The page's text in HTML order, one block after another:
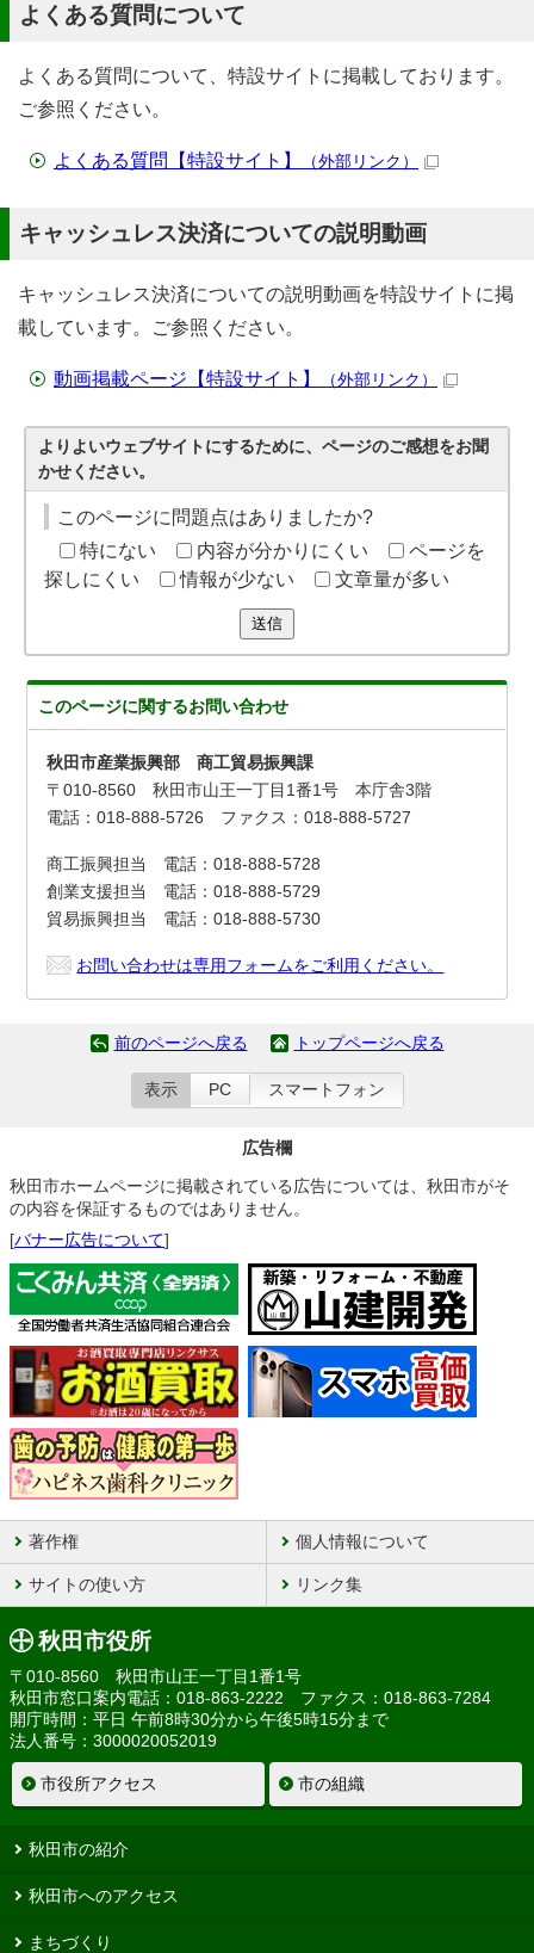
よくある質問について
よくある質問について、特設サイトに掲載しております。
ご参照ください。
よくある質問【特設サイト】 （外部リンク）
キャッシュレス決済についての説明動画
キャッシュレス決済についての説明動画を特設サイトに掲
載しています。ご参照ください。
動画掲載ページ【特設サイト】 （外部リンク）
よりよいウェブサイトにするために、ページのご感想をお聞
かせください。
このページに問題点はありましたか?
特にない
内容が分かりにくい
ページを
探しにくい
情報が少ない 文章量が多い
送信
このページに関するお問い合わせ
秋田市産業振興部 商工貿易振興課
〒010-8560 秋田市山王一丁目1番1号 本庁舎3階
電話：018-888-5726 ファクス：018-888-5727
商工振興担当 電話：018-888-5728
創業支援担当 電話：018-888-5729
貿易振興担当 電話：018-888-5730
お問い合わせは専用フォームをご利用ください。
前のページへ戻る トップページへ戻る
表示 PC スマートフォン
広告欄
秋田市ホームページに掲載されている広告については、秋田市がそ
の内容を保証するものではありません。
[バナー広告について]
著作権 個人情報について
サイトの使い方 リンク集
秋田市役所
〒010-8560 秋田市山王一丁目1番1号
秋田市窓口案内電話：018-863-2222 ファクス：018-863-7284
開庁時間：平日 午前8時30分から午後5時15分まで
法人番号：3000020052019
市役所アクセス 市の組織
秋田市の紹介
秋田市へのアクセス
まちづくり